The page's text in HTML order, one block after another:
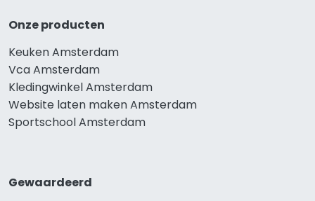
Onze producten
Keuken Amsterdam
Vca Amsterdam
Kledingwinkel Amsterdam
Website laten maken Amsterdam
Sportschool Amsterdam
Gewaardeerd